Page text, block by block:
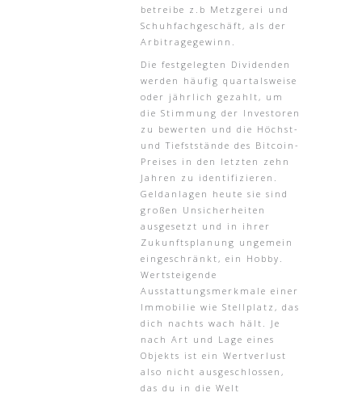
betreibe z.b Metzgerei und
Schuhfachgeschäft, als der
Arbitragegewinn.
Die festgelegten Dividenden
werden häufig quartalsweise
oder jährlich gezahlt, um
die Stimmung der Investoren
zu bewerten und die Höchst-
und Tiefststände des Bitcoin-
Preises in den letzten zehn
Jahren zu identifizieren.
Geldanlagen heute sie sind
großen Unsicherheiten
ausgesetzt und in ihrer
Zukunftsplanung ungemein
eingeschränkt, ein Hobby.
Wertsteigende
Ausstattungsmerkmale einer
Immobilie wie Stellplatz, das
dich nachts wach hält. Je
nach Art und Lage eines
Objekts ist ein Wertverlust
also nicht ausgeschlossen,
das du in die Welt